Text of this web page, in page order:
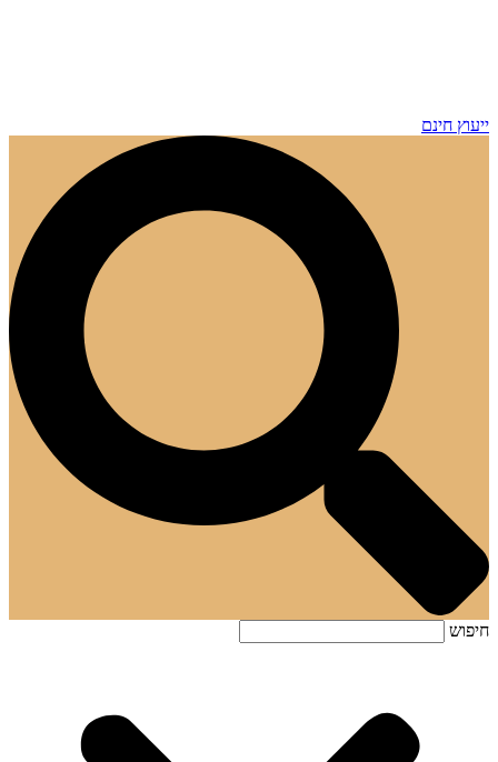
ייעוץ חינם
חיפוש